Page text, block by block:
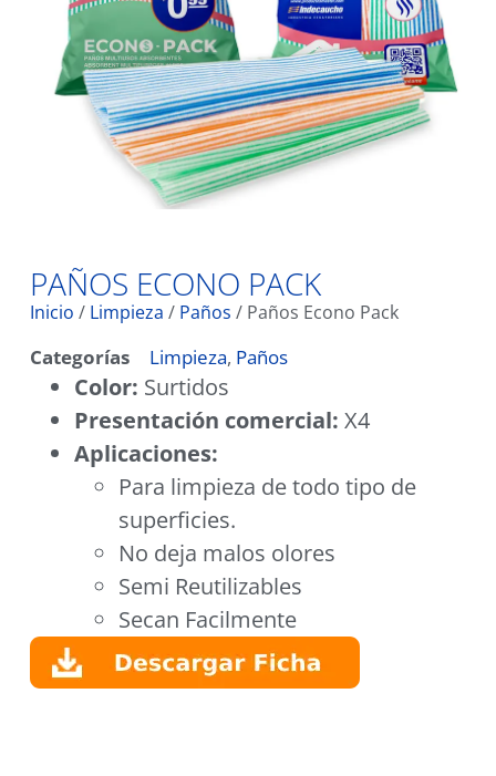
PAÑOS ECONO PACK
Inicio / Limpieza / Paños / Paños Econo Pack
Categorías Limpieza, Paños
Color: Surtidos
Presentación comercial: X4
Aplicaciones:
Para limpieza de todo tipo de
superficies.
No deja malos olores
Semi Reutilizables
Secan Facilmente